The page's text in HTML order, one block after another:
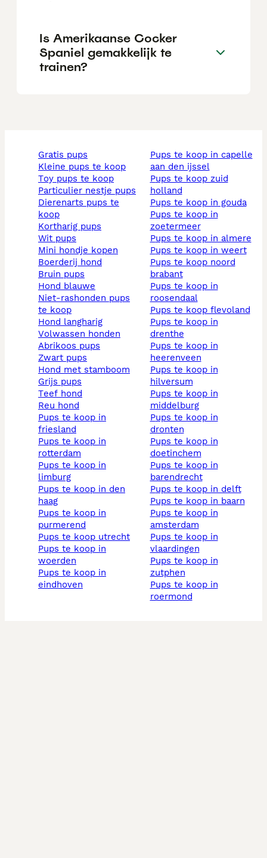
Is Amerikaanse Cocker
Spaniel gemakkelijk te
trainen?
gratis pups
kleine pups te koop
toy pups te koop
particulier nestje pups
dierenarts pups te
koop
kortharig pups
wit pups
mini hondje kopen
boerderij hond
bruin pups
hond blauwe
niet-rashonden pups
te koop
hond langharig
volwassen honden
abrikoos pups
zwart pups
hond met stamboom
grijs pups
teef hond
reu hond
pups te koop in
friesland
pups te koop in
rotterdam
pups te koop in
limburg
pups te koop in den
haag
pups te koop in
purmerend
pups te koop utrecht
pups te koop in
woerden
pups te koop in
eindhoven
pups te koop in capelle
aan den ijssel
pups te koop zuid
holland
pups te koop in gouda
pups te koop in
zoetermeer
pups te koop in almere
pups te koop in weert
pups te koop noord
brabant
pups te koop in
roosendaal
pups te koop flevoland
pups te koop in
drenthe
pups te koop in
heerenveen
pups te koop in
hilversum
pups te koop in
middelburg
pups te koop in
dronten
pups te koop in
doetinchem
pups te koop in
barendrecht
pups te koop in delft
pups te koop in baarn
pups te koop in
amsterdam
pups te koop in
vlaardingen
pups te koop in
zutphen
pups te koop in
roermond